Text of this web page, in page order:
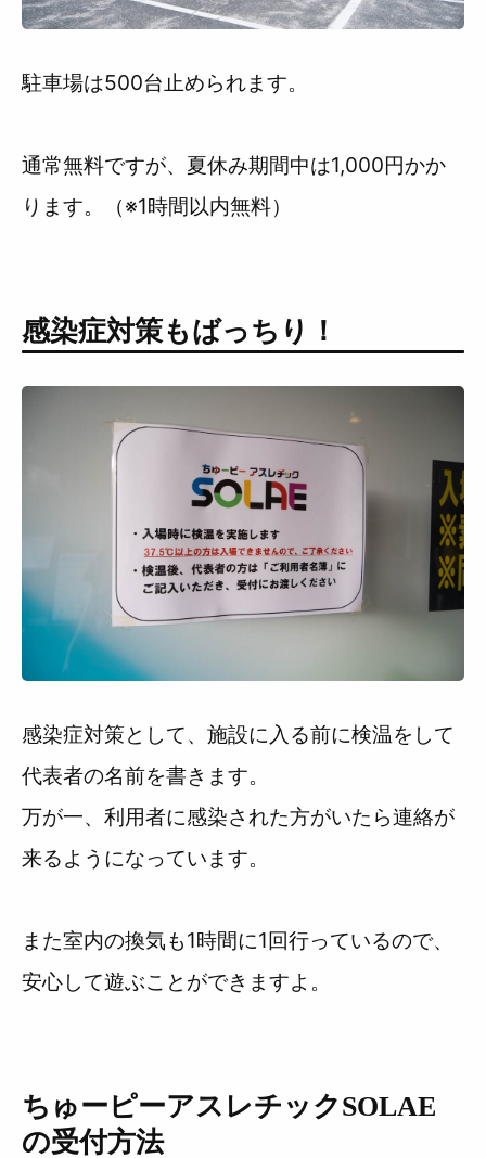
駐車場は500台止められます。
通常無料ですが、夏休み期間中は1,000円かか
ります。（※1時間以内無料）
感染症対策もばっちり！
感染症対策として、施設に入る前に検温をして
代表者の名前を書きます。
万が一、利用者に感染された方がいたら連絡が
来るようになっています。
また室内の換気も1時間に1回行っているので、
安心して遊ぶことができますよ。
ちゅーピーアスレチックSOLAE
の受付方法